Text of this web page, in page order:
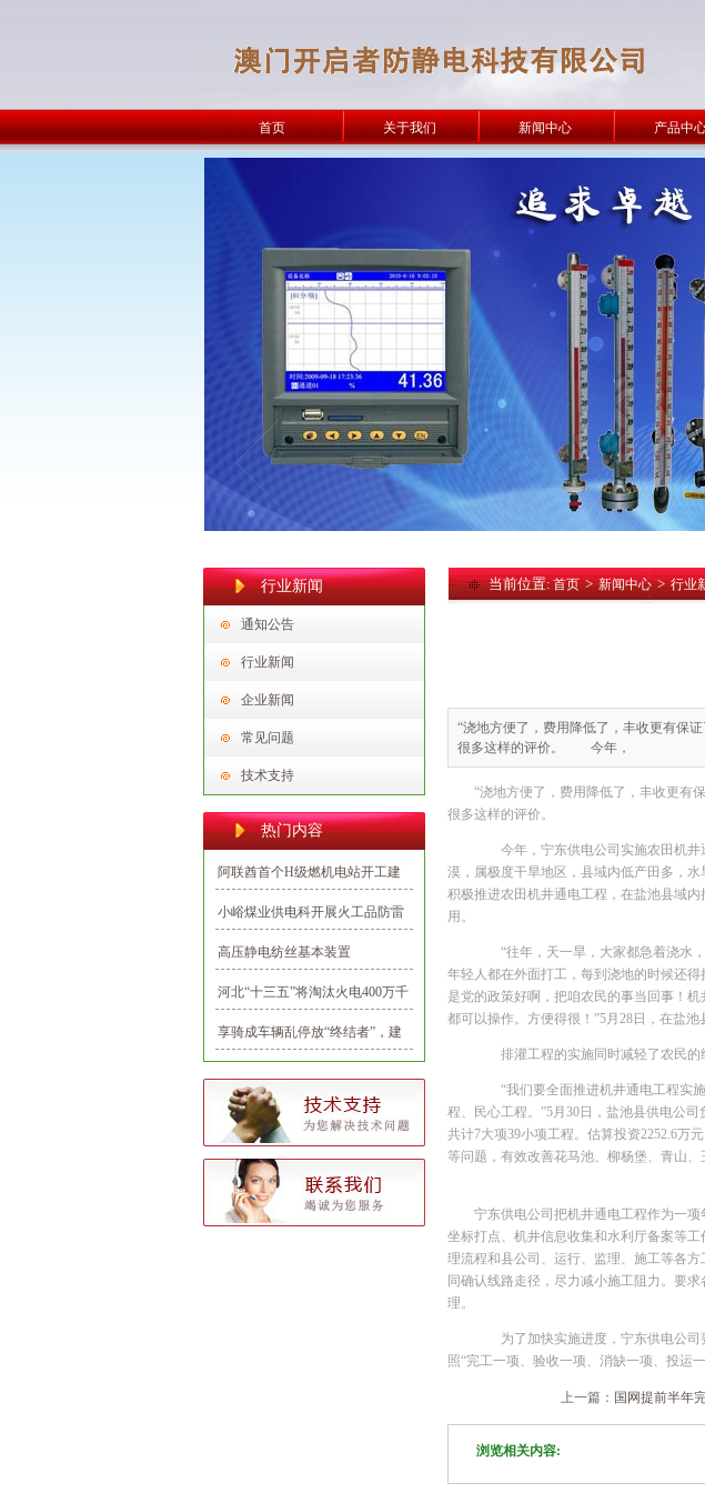
首页 关于我们 新闻中心 产品中
行业新闻
通知公告
行业新闻
企业新闻
常见问题
技术支持
热门内容
阿联酋首个H级燃机电站开工建
设 中国电建承建
小峪煤业供电科开展火工品防雷
防静电专项整治行动
高压静电纺丝基本装置
河北“十三五”将淘汰火电400万千
瓦
享骑成车辆乱停放“终结者”，建
立首个共享电单车推荐停车点
当前位置:首页>新闻中心>行业
“浇地方便了，费用降低了，丰收更有保
很多这样的评价。 今年，
“浇地方便了，费用降低了，丰收更有
很多这样的评价。
今年，宁东供电公司实施农田机井
漠，属极度干旱地区，县域内低产田多，
积极推进农田机井通电工程，在盐池县域
用。
“往年，天一旱，大家都急着浇水，
年轻人都在外面打工，每到浇地的时候还
是党的政策好啊，把咱农民的事当回事！
都可以操作。方便得很！”5月28日，在盐
排灌工程的实施同时减轻了农民的
“我们要全面推进机井通电工程实施
程、民心工程。”5月30日，盐池县供电公
共计7大项39小项工程。估算投资2252.6万
等问题，有效改善花马池、柳杨堡、青山
宁东供电公司把机井通电工程作为一项
坐标打点、机井信息收集和水利厅备案等
理流程和县公司、运行、监理、施工等各
同确认线路走径，尽力减小施工阻力。要
理。
为了加快实施进度，宁东供电公司
照“完工一项、验收一项、消缺一项、投运
上一篇： 国网提前半年
浏览相关内容: